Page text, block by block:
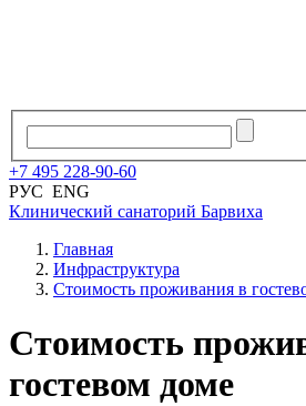
+7 495 228-90-60
РУС ENG
Клинический санаторий Барвиха
Главная
Инфраструктура
Стоимость проживания в
Стоимость
гостевом доме